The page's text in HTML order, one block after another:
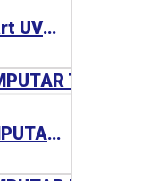
Optart UV/PL Filter Series 濾鏡
COMPUTAR TEC Series 工業鏡頭